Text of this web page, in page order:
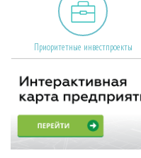
Приоритетные инвестпроекты